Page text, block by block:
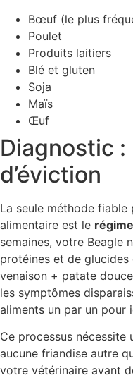
Bœuf (le plus
Poulet
Produits laitiers
Blé et gluten
Soja
Maïs
Œuf
Diagnostic :
d’éviction
La seule méthode
alimentaire est le
semaines, votre Beagle
protéines et de glucides
venaison + patate
les symptômes
aliments un par un pour
Ce processus nécessite
aucune friandise autre
votre vétérinaire avant